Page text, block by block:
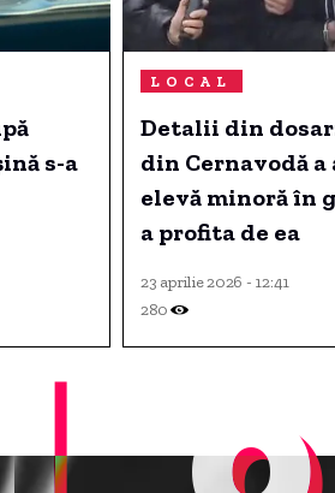
s-a
LOCAL
Detalii din
din Cernavodă
elevă minoră în
a profita de ea
23 aprilie 2026 - 12:41
280